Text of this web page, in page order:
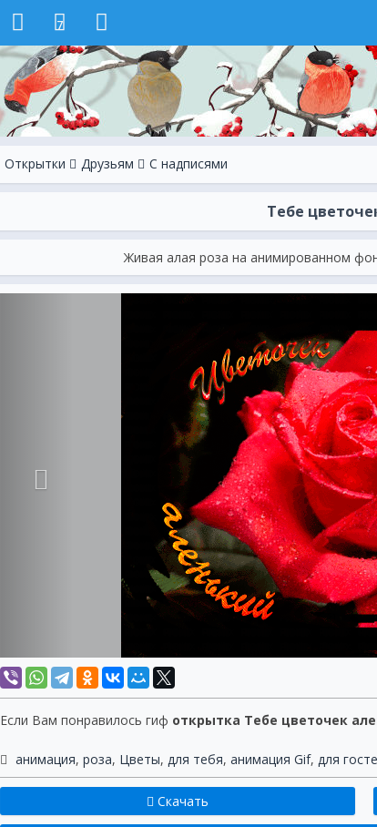
7
Открытки Друзьям С надписями
Тебе
Живая алая роза на анимированном
Если Вам понравилось гиф открытка Тебе цветочек
анимация, роза, Цветы, для тебя, анимация Gif, для
Скачать